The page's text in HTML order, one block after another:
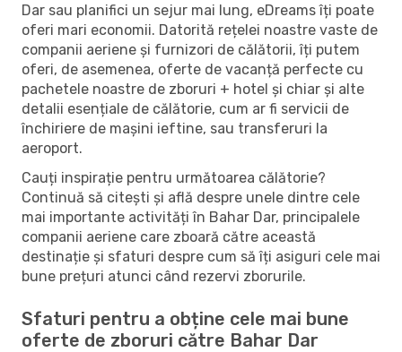
Dar sau planifici un sejur mai lung, eDreams îți poate
oferi mari economii. Datorită rețelei noastre vaste de
companii aeriene și furnizori de călătorii, îți putem
oferi, de asemenea, oferte de vacanță perfecte cu
pachetele noastre de zboruri + hotel și chiar și alte
detalii esențiale de călătorie, cum ar fi servicii de
închiriere de mașini ieftine, sau transferuri la
aeroport.
Cauți inspirație pentru următoarea călătorie?
Continuă să citești și află despre unele dintre cele
mai importante activități în Bahar Dar, principalele
companii aeriene care zboară către această
destinație și sfaturi despre cum să îți asiguri cele mai
bune prețuri atunci când rezervi zborurile.
Sfaturi pentru a obține cele mai bune
oferte de zboruri către Bahar Dar